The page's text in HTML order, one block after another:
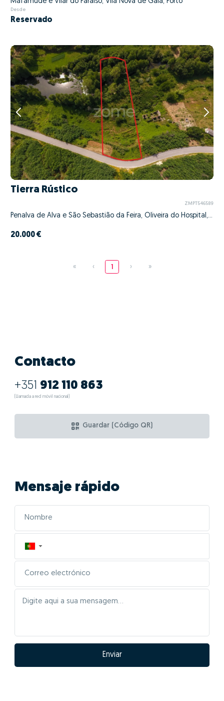
Desde
Reservado
Tierra Rústico
ZMPT546589
Penalva de Alva e São Sebastião da Feira, Oliveira do Hospital, Coimbra
20.000 €
« ‹ 1 › »
Contacto
+351 912 110 863
(Llamada a red móvil nacional)
Guardar (Código QR)
Mensaje rápido
▼
Enviar